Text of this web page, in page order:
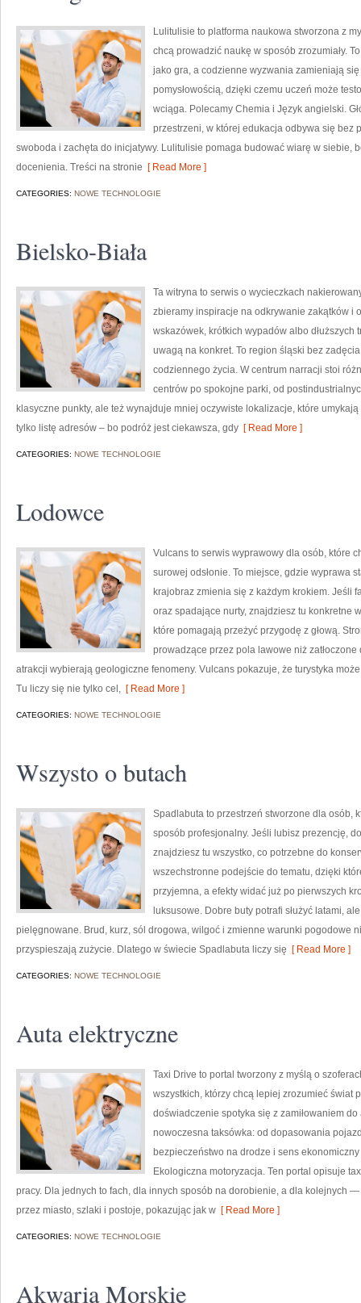
Lulitulisie to platforma naukowa stworzona z
chcą prowadzić naukę w sposób zrozumiały.
jako gra, a codzienne wyzwania zamieniają
pomysłowością, dzięki czemu uczeń może
wciąga. Polecamy Chemia i Język angielski.
przestrzeni, w której edukacja odbywa się bez
swoboda i zachęta do inicjatywy. Lulitulisie pomaga budować wiarę w siebie,
docenienia. Treści na stronie [ Read More ]
CATEGORIES: NOWE TECHNOLOGIE
Bielsko-Biała
Ta witryna to serwis o wycieczkach
zbieramy inspiracje na odkrywanie zakątków i
wskazówek, krótkich wypadów albo dłuższych
uwagą na konkret. To region śląski bez
codziennego życia. W centrum narracji stoi
centrów po spokojne parki, od
klasyczne punkty, ale też wynajduje mniej oczywiste lokalizacje, które
tylko listę adresów – bo podróż jest ciekawsza, gdy [ Read More ]
CATEGORIES: NOWE TECHNOLOGIE
Lodowce
Vulcans to serwis wyprawowy dla osób, które
surowej odsłonie. To miejsce, gdzie wyprawa
krajobraz zmienia się z każdym krokiem. Jeśli
oraz spadające nurty, znajdziesz tu konkretne
które pomagają przeżyć przygodę z głową.
prowadzące przez pola lawowe niż
atrakcji wybierają geologiczne fenomeny. Vulcans pokazuje, że turystyka
Tu liczy się nie tylko cel, [ Read More ]
CATEGORIES: NOWE TECHNOLOGIE
Wszysto o butach
Spadlabuta to przestrzeń stworzone dla osób,
sposób profesjonalny. Jeśli lubisz prezencję,
znajdziesz tu wszystko, co potrzebne do
wszechstronne podejście do tematu, dzięki
przyjemna, a efekty widać już po pierwszych
luksusowe. Dobre buty potrafi służyć latami,
pielęgnowane. Brud, kurz, sól drogowa, wilgoć i zmienne warunki pogodowe
przyspieszają zużycie. Dlatego w świecie Spadlabuta liczy się [ Read More ]
CATEGORIES: NOWE TECHNOLOGIE
Auta elektryczne
Taxi Drive to portal tworzony z myślą o
wszystkich, którzy chcą lepiej zrozumieć świat
doświadczenie spotyka się z zamiłowaniem
nowoczesna taksówka: od dopasowania
bezpieczeństwo na drodze i sens
Ekologiczna motoryzacja. Ten portal opisuje
pracy. Dla jednych to fach, dla innych sposób na dorobienie, a dla kolejnych
przez miasto, szlaki i postoje, pokazując jak w [ Read More ]
CATEGORIES: NOWE TECHNOLOGIE
Akwaria Morskie